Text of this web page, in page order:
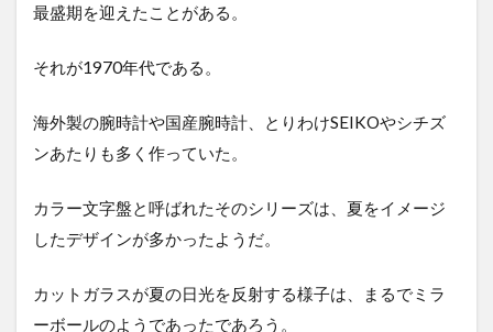
最盛期を迎えたことがある。
それが1970年代である。
海外製の腕時計や国産腕時計、とりわけSEIKOやシチズ
ンあたりも多く作っていた。
カラー文字盤と呼ばれたそのシリーズは、夏をイメージ
したデザインが多かったようだ。
カットガラスが夏の日光を反射する様子は、まるでミラ
ーボールのようであったであろう。